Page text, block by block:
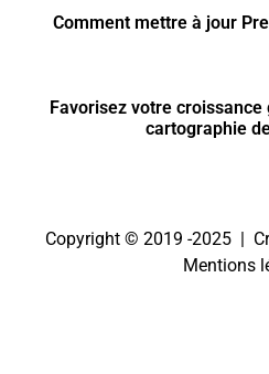
Comment mettre à jour
Favorisez votre croissance
cartographie
Copyright © 2019 -2025 |
Mentions